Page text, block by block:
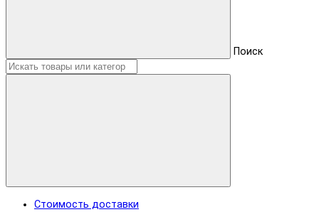
Поиск
Стоимость доставки